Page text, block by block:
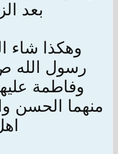
بعد
وهكذا شاء
رسول
وفاطمة
منهما الحسن